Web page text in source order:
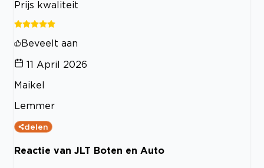
Prijs kwaliteit
Beveelt aan
11 April 2026
Maikel
Lemmer
delen
Reactie van JLT Boten en Auto